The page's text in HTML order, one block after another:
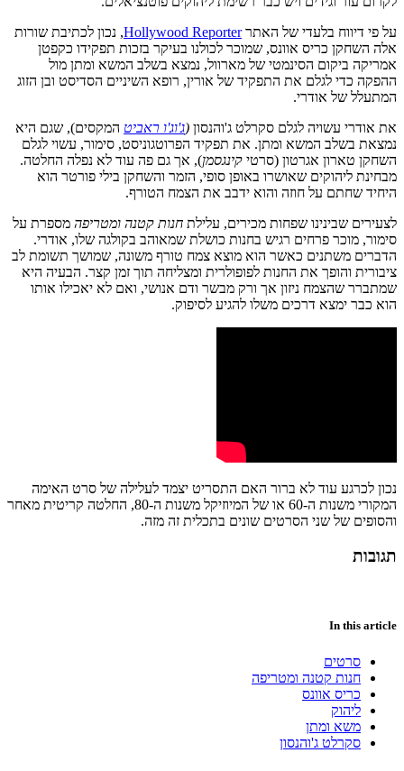
על פי דיווח בלעדי של האתרHollywood Reporter, נכון לכתיבת שורות
אלה השחקן כריס אוונס, שמוכר לכולנו בעיקר בזכות תפקידו כקפטן
אמריקה ביקום הסינמטי של מארוול, נמצא בשלב המשא ומתן מול
ההפקה כדי לגלם את התפקיד של אורין, רופא השיניים הסדיסט ובן הזוג
המתעלל של אודרי.
את אודרי עשויה לגלם סקרלט ג'והנסון (ג'וג'ו ראביט המקסים), שגם היא
נמצאת בשלב המשא ומתן. את תפקיד הפרוטגוניסט, סימור, עשוי לגלם
השחקן טארון אגרטון (סרטי קינגסמן), אך גם פה עוד לא נפלה החלטה.
מבחינת ליהוקים שאושרו באופן סופי, הזמר והשחקן בילי פורטר הוא
היחיד שחתם על חוזה והוא ידבב את הצמח הטורף.
לצעירים שבינינו שפחות מכירים, עלילת חנות קטנה ומטריפה מספרת על
סימור, מוכר פרחים רגיש בחנות כושלת שמאוהב בקולגה שלו, אודרי.
הדברים משתנים כאשר הוא מוצא צמח טורף משונה, שמושך תשומת לב
ציבורית והופך את החנות לפופולרית ומצליחה תוך זמן קצר. הבעיה היא
שמתברר שהצמח ניזון אך ורק מבשר ודם אנושי, ואם לא יאכילו אותו
הוא כבר ימצא דרכים משלו להגיע לסיפוק.
נכון לכרגע עוד לא ברור האם התסריט יצמד לעלילה של סרט האימה
המקורי משנות ה-60 או של המיוזיקל משנות ה-80, החלטה קריטית מאחר
והסופים של שני הסרטים שונים בתכלית זה מזה.
תגובות
In this article
סרטים
חנות קטנה ומטריפה
כריס אוונס
ליהוק
משא ומתן
סקרלט ג'והנסון